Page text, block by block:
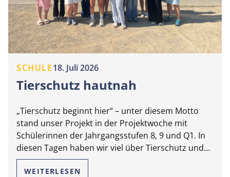
SCHULE18. Juli 2026
Tierschutz hautnah
„Tierschutz beginnt hier“ – unter diesem Motto
stand unser Projekt in der Projektwoche mit
Schülerinnen der Jahrgangsstufen 8, 9 und Q1. In
diesen Tagen haben wir viel über Tierschutz und…
WEITERLESEN